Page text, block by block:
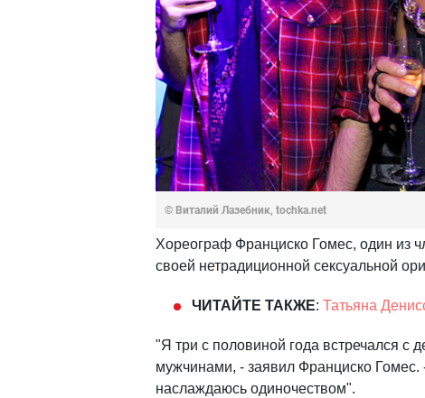
© Виталий Лазебник, tochka.net
Хореограф Франциско Гомес, один из
своей нетрадиционной сексуальной
ЧИТАЙТЕ ТАКЖЕ: Татьяна
"Я три с половиной года встречался
мужчинами, - заявил Франциско
наслаждаюсь одиночеством".